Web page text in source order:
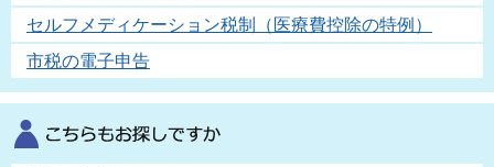
セルフメディケーション税制（医療費控除の特例）
市税の電子申告